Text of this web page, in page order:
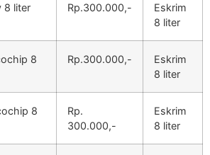
8 liter Rp.300.000,-
Eskrim
8 liter
8
Rp.300.000,-
Eskrim
8 liter
8
Rp.
300.000,-
Eskrim
8 liter